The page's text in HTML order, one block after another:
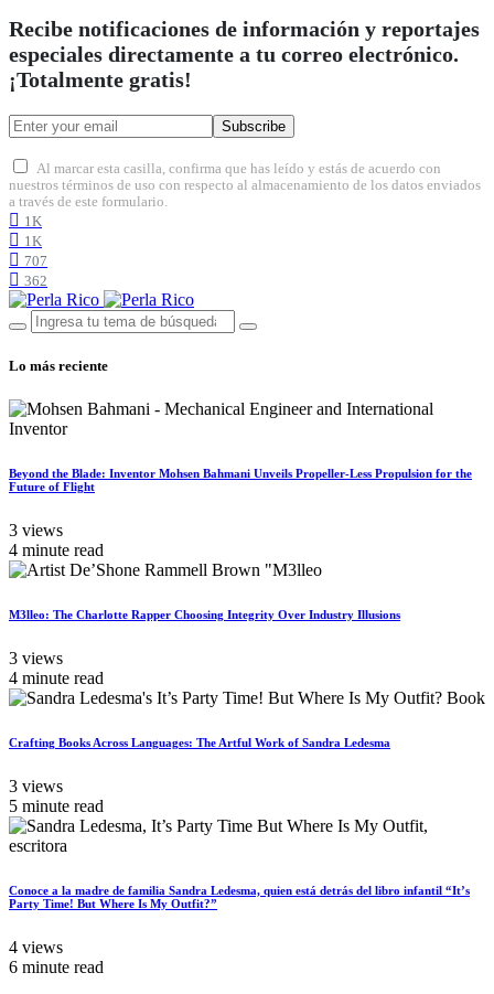
Recibe notificaciones de información y reportajes
especiales directamente a tu correo electrónico.
¡Totalmente gratis!
Subscribe
Al marcar esta casilla, confirma que has leído y estás de acuerdo con
nuestros términos de uso con respecto al almacenamiento de los datos enviados
a través de este formulario.
1K
1K
707
362
Lo más reciente
Beyond the Blade: Inventor Mohsen Bahmani Unveils Propeller-Less Propulsion for the
Future of Flight
3 views
4 minute read
M3lleo: The Charlotte Rapper Choosing Integrity Over Industry Illusions
3 views
4 minute read
Crafting Books Across Languages: The Artful Work of Sandra Ledesma
3 views
5 minute read
Conoce a la madre de familia Sandra Ledesma, quien está detrás del libro infantil “It’s
Party Time! But Where Is My Outfit?”
4 views
6 minute read